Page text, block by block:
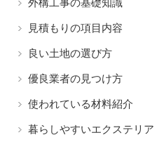
見積もりの項目内容
良い土地の選び方
優良業者の見つけ方
使われている材料紹介
暮らしやすいエクステリア